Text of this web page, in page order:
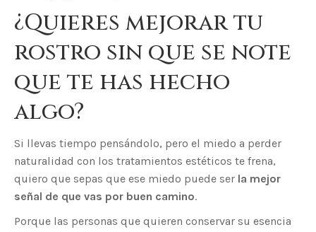
¿Quieres mejorar tu
rostro sin que se note
que te has hecho
algo?
Si llevas tiempo pensándolo, pero el miedo a perder
naturalidad con los tratamientos estéticos te frena,
quiero que sepas que ese miedo puede ser la mejor
señal de que vas por buen camino.
Porque las personas que quieren conservar su esencia